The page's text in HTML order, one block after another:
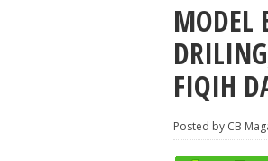
MODEL
FIQIH
Posted by CB